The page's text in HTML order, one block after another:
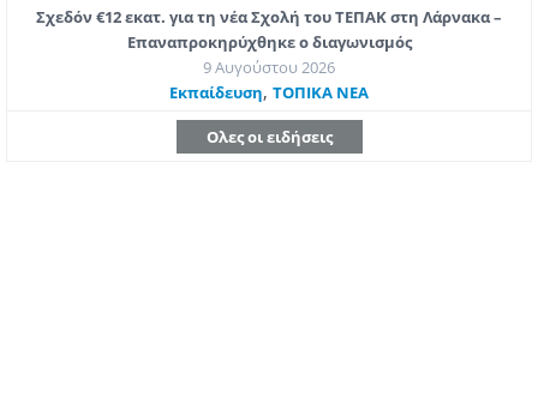
Σχεδόν €12 εκατ. για τη νέα Σχολή του ΤΕΠΑΚ στη Λάρνακα –
Επαναπροκηρύχθηκε ο διαγωνισμός
9 Αυγούστου 2026
Εκπαίδευση, ΤΟΠΙΚΑ ΝΕΑ
Ολες οι ειδήσεις